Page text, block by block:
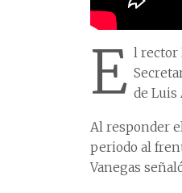
E l rector
de Luis
Al responder
periodo al
Vanegas